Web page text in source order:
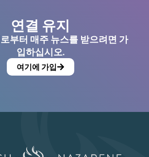
연결 유지
부터 매주 뉴스를 받으려면 가
입하십시오.
여기에 가입